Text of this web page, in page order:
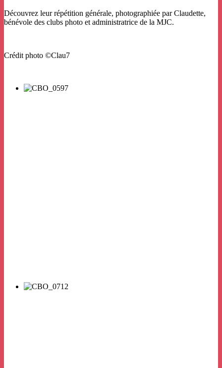
Découvrez leur répétition générale, photographiée par Claudette,
bénévole des clubs photo et administratrice de la MJC.
Crédit photo ©Clau7